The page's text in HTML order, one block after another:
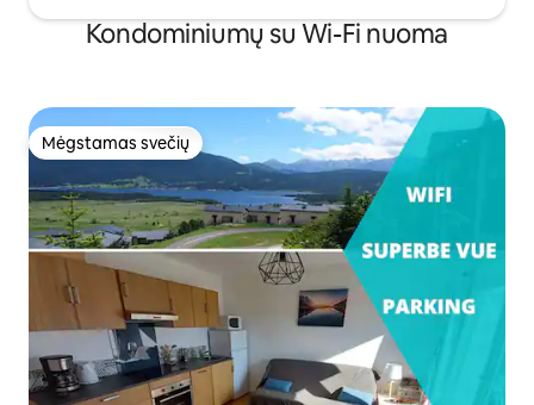
Kondominiumų su Wi-Fi nuoma
Mėgstamas svečių
Mėgstamas svečių